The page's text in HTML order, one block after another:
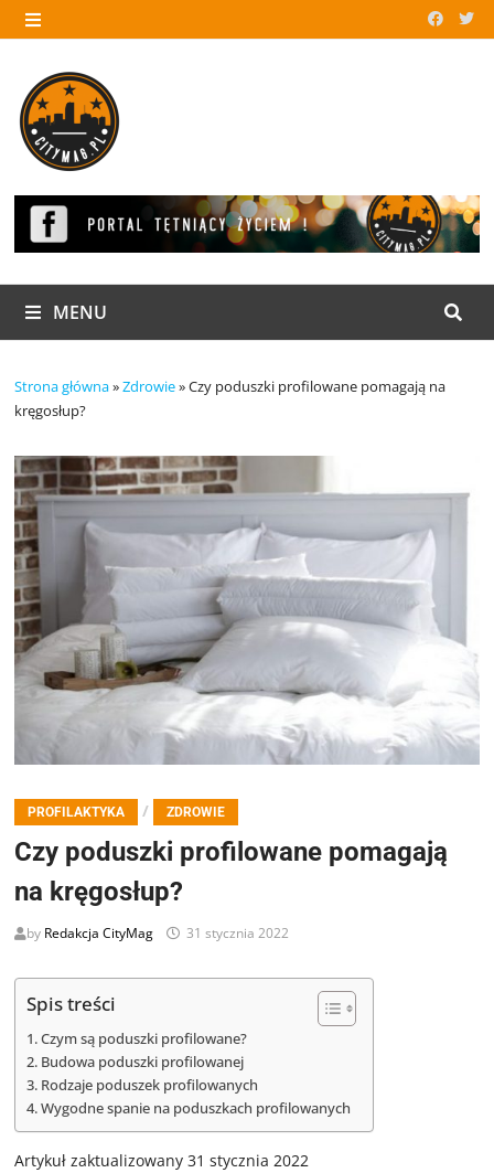
Skip
to
MENU
MENU
Strona główna»Zdrowie»Czy poduszki profilowane pomagają na
kręgosłup?
PROFILAKTYKA / ZDROWIE
Czy poduszki profilowane pomagają
na kręgosłup?
by Redakcja CityMag 31 stycznia 2022
Spis treści
Czym są poduszki profilowane?
Budowa poduszki profilowanej
Rodzaje poduszek profilowanych
Wygodne spanie na poduszkach profilowanych
Artykuł zaktualizowany 31 stycznia 2022